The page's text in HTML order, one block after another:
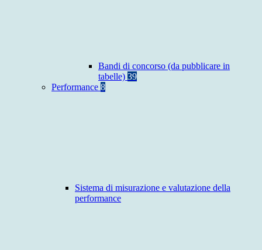
Bandi di concorso (da pubblicare in
tabelle) 39
Performance 8
Sistema di misurazione e valutazione della
performance